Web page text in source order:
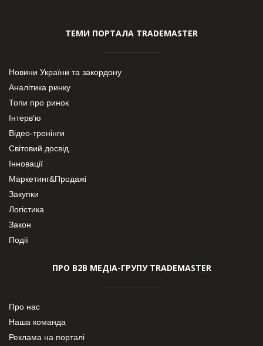
ТЕМИ ПОРТАЛА TRADEMASTER
Новини України та закордону
Аналітика ринку
Топи про ринок
Інтерв’ю
Відео-тренінги
Світовий досвід
Інновації
Маркетинг&Продажі
Закупки
Логістика
Закон
Події
ПРО В2В МЕДІА-ГРУПУ TRADEMASTER
Про нас
Наша команда
Реклама на порталі